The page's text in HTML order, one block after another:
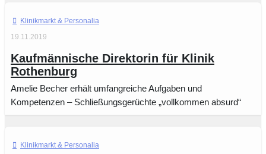
Klinikmarkt
19.11.2019
Kaufmännische Direktorin für Klinik
Rothenburg
Amelie Becher erhält umfangreiche Aufgaben und
Kompetenzen – Schließungsgerüchte „vollkommen absurd“
Klinikmarkt